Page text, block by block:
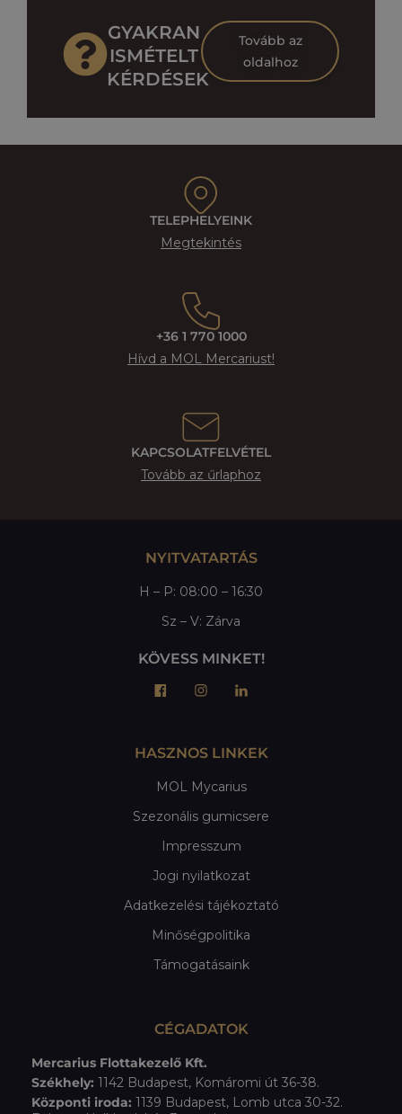
GYAKRAN
ISMÉTELT
KÉRDÉSEK
Tovább az
oldalhoz
TELEPHELYEINK
Megtekintés
+36 1 770 1000
Hívd a MOL Mercariust!
KAPCSOLATFELVÉTEL
Tovább az űrlaphoz
NYITVATARTÁS
H – P: 08:00 – 16:30
Sz – V: Zárva
KÖVESS MINKET!
HASZNOS LINKEK
MOL Mycarius
Szezonális gumicsere
Impresszum
Jogi nyilatkozat
Adatkezelési tájékoztató
Minőségpolitika
Támogatásaink
CÉGADATOK
Mercarius Flottakezelő Kft.
Székhely: 1142 Budapest, Komáromi út 36-38.
Központi iroda: 1139 Budapest, Lomb utca 30-32.